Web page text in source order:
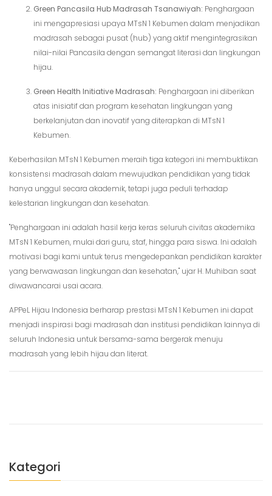
Green Pancasila Hub Madrasah Tsanawiyah: Penghargaan
ini mengapresiasi upaya MTsN 1 Kebumen dalam menjadikan
madrasah sebagai pusat (hub) yang aktif mengintegrasikan
nilai-nilai Pancasila dengan semangat literasi dan lingkungan
hijau.
Green Health Initiative Madrasah: Penghargaan ini diberikan
atas inisiatif dan program kesehatan lingkungan yang
berkelanjutan dan inovatif yang diterapkan di MTsN 1
Kebumen.
Keberhasilan MTsN 1 Kebumen meraih tiga kategori ini membuktikan
konsistensi madrasah dalam mewujudkan pendidikan yang tidak
hanya unggul secara akademik, tetapi juga peduli terhadap
kelestarian lingkungan dan kesehatan.
"Penghargaan ini adalah hasil kerja keras seluruh civitas akademika
MTsN 1 Kebumen, mulai dari guru, staf, hingga para siswa. Ini adalah
motivasi bagi kami untuk terus mengedepankan pendidikan karakter
yang berwawasan lingkungan dan kesehatan," ujar H. Muhiban saat
diwawancarai usai acara.
APPeL Hijau Indonesia berharap prestasi MTsN 1 Kebumen ini dapat
menjadi inspirasi bagi madrasah dan institusi pendidikan lainnya di
seluruh Indonesia untuk bersama-sama bergerak menuju
madrasah yang lebih hijau dan literat.
Kategori